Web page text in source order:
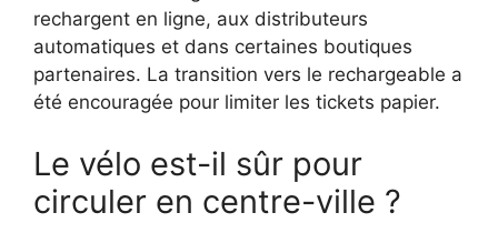
rechargent en ligne, aux distributeurs
automatiques et dans certaines boutiques
partenaires. La transition vers le rechargeable a
été encouragée pour limiter les tickets papier.
Le vélo est-il sûr pour
circuler en centre-ville ?